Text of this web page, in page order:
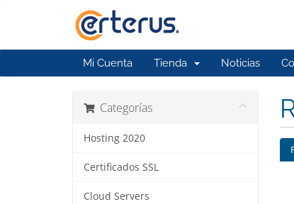
Mi Cuenta Tienda Noticias
Categorías
Hosting 2020
Certificados SSL
Cloud Servers